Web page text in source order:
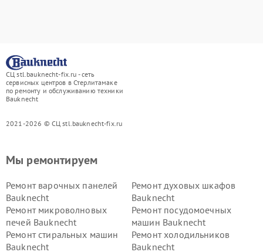
СЦ stl.bauknecht-fix.ru - сеть
сервисных центров в Стерлитамаке
по ремонту и обслуживанию техники
Bauknecht
2021-2026 © СЦ stl.bauknecht-fix.ru
Мы ремонтируем
Ремонт варочных панелей
Bauknecht
Ремонт духовых шкафов
Bauknecht
Ремонт микроволновых
печей Bauknecht
Ремонт посудомоечных
машин Bauknecht
Ремонт стиральных машин
Bauknecht
Ремонт холодильников
Bauknecht